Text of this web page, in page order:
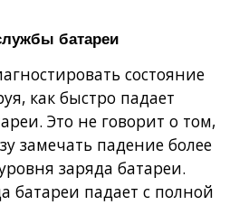
батареи
состояние
как быстро падает
Это не говорит о том,
замечать падение более
заряда батареи.
батареи падает с полной